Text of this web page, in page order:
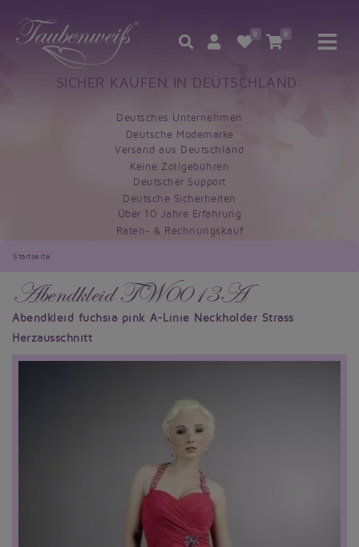
0 0
SICHER KAUFEN IN DEUTSCHLAND:
Deutsches Unternehmen
Deutsche Modemarke
Versand aus Deutschland
Keine Zollgebühren
Deutscher Support
Deutsche Sicherheiten
Über 10 Jahre Erfahrung
Raten- & Rechnungskauf
Startseite
Abendkleid TW0013A
Abendkleid fuchsia pink A-Linie Neckholder Strass
Herzausschnitt